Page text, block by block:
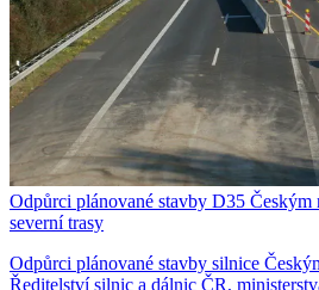
Odpůrci plánované stavby D35
severní trasy
Odpůrci plánované stavby silnice
Ředitelství silnic a dálnic ČR,